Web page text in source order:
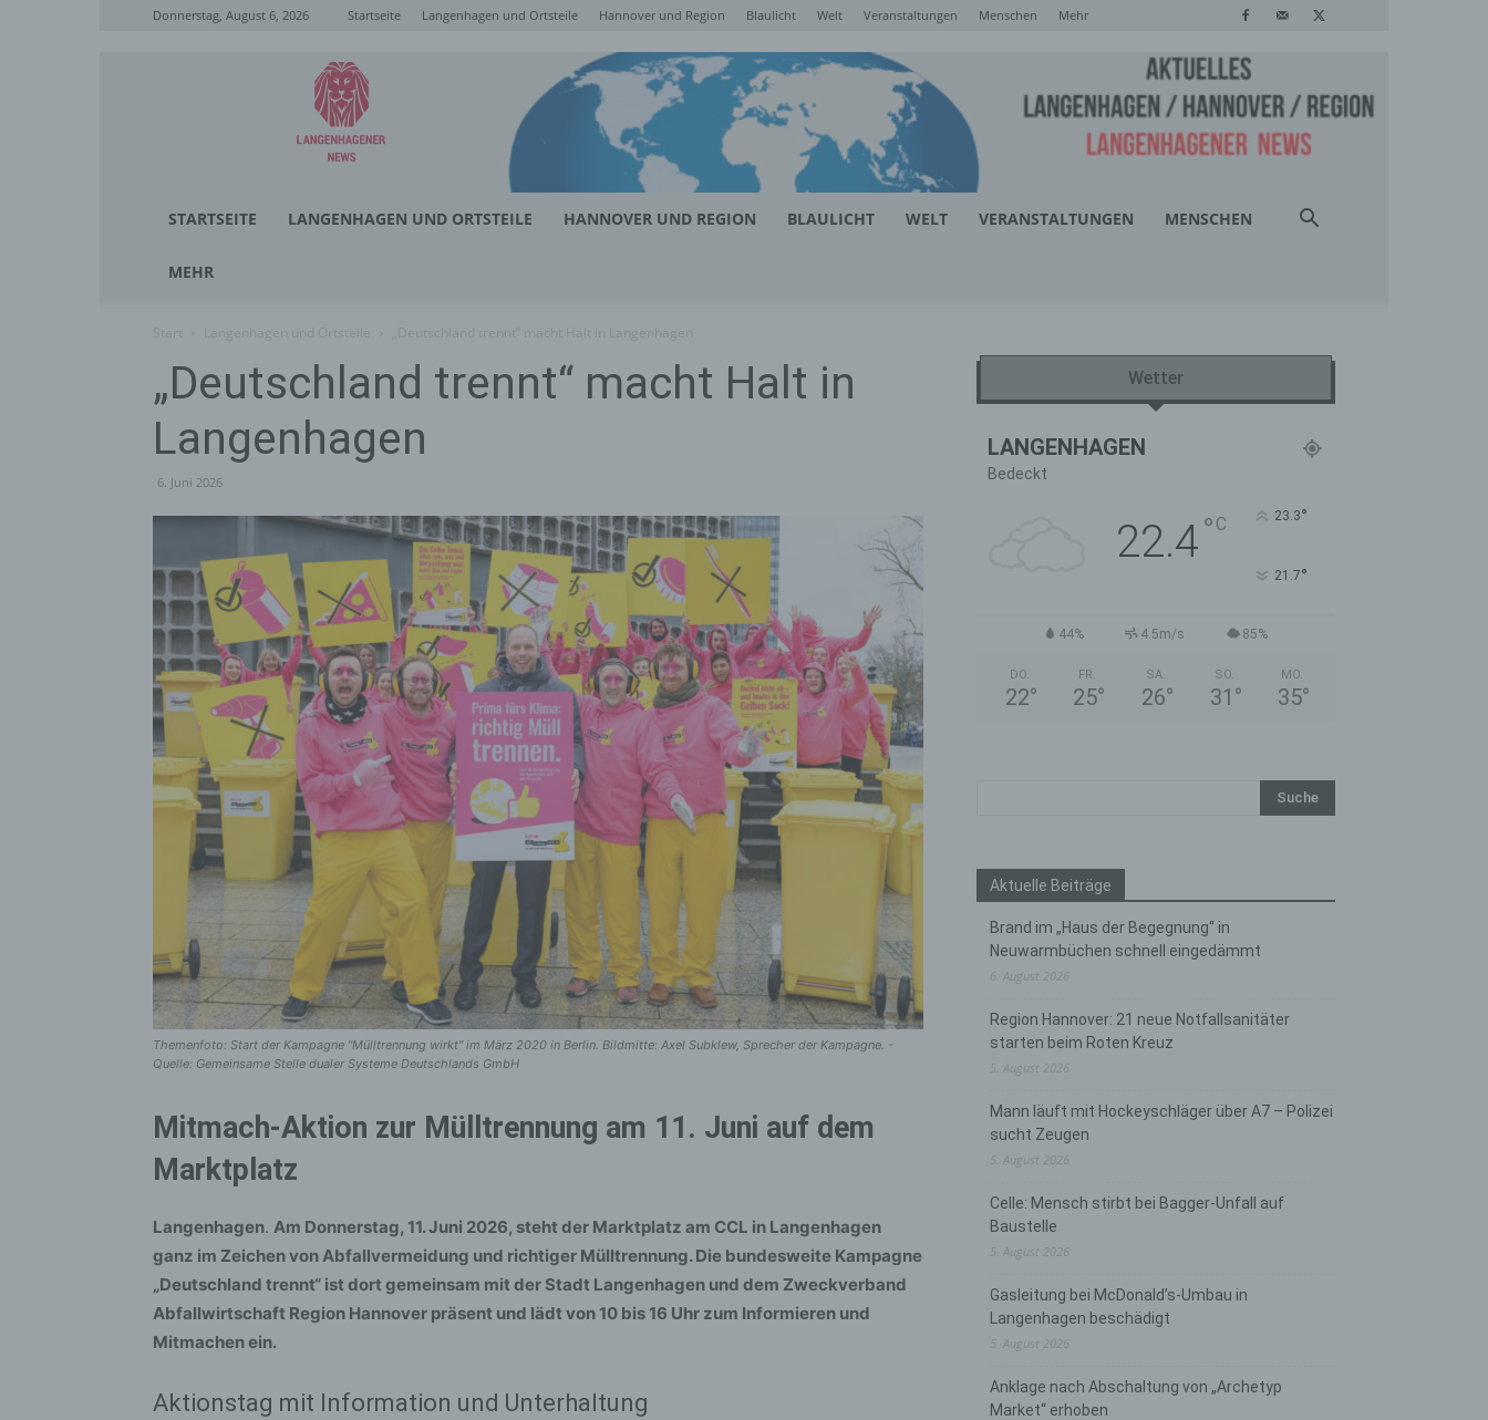
Donnerstag, August 6, 2026 Startseite Langenhagen und Ortsteile Hannover und Region Blaulicht Welt Veranstaltungen Menschen Mehr
Langenhagener
News
STARTSEITE LANGENHAGEN UND ORTSTEILE HANNOVER UND REGION BLAULICHT WELT VERANSTALTUNGEN MENSCHEN
MEHR
„Deutschland trennt“ macht Halt in
Langenhagen
6. Juni 2026
Themenfoto: Start der Kampagne "Mülltrennung wirkt" im März 2020 in Berlin. Bildmitte: Axel Subklew, Sprecher der Kampagne. -
Quelle: Gemeinsame Stelle dualer Systeme Deutschlands GmbH
Mitmach-Aktion zur Mülltrennung am 11. Juni auf dem
Marktplatz
Langenhagen. Am Donnerstag, 11. Juni 2026, steht der Marktplatz am CCL in Langenhagen
ganz im Zeichen von Abfallvermeidung und richtiger Mülltrennung. Die bundesweite Kampagne
„Deutschland trennt“ ist dort gemeinsam mit der Stadt Langenhagen und dem Zweckverband
Abfallwirtschaft Region Hannover präsent und lädt von 10 bis 16 Uhr zum Informieren und
Mitmachen ein.
Aktionstag mit Information und Unterhaltung
Wetter
LANGENHAGEN
Bedeckt
22.4° C 23.3°
21.7°
44% 4.5m/s 85%
DO.
22°
FR.
25°
SA.
26°
SO.
31 °
MO.
35°
Aktuelle Beiträge
Brand im „Haus der Begegnung“ in
Neuwarmbüchen schnell eingedämmt
6. August 2026
Region Hannover: 21 neue Notfallsanitäter
starten beim Roten Kreuz
5. August 2026
Mann läuft mit Hockeyschläger über A7 – Polizei
sucht Zeugen
5. August 2026
Celle: Mensch stirbt bei Bagger-Unfall auf
Baustelle
5. August 2026
Gasleitung bei McDonald’s-Umbau in
Langenhagen beschädigt
5. August 2026
Anklage nach Abschaltung von „Archetyp
Market“ erhoben